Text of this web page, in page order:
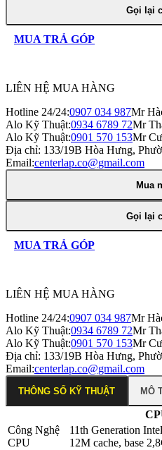
Gọi lại
MUA TRẢ GÓP
LIÊN HỆ MUA HÀNG
Hotline 24/24:0907 034 987Mr
Alo Kỹ Thuật:0934 6789 72Mr
Alo Kỹ Thuật:0901 570 153Mr
Địa chỉ: 133/19B Hòa Hưng,
Email:centerlap.co@gmail.com
Mua
Gọi lại
MUA TRẢ GÓP
LIÊN HỆ MUA HÀNG
Hotline 24/24:0907 034 987Mr
Alo Kỹ Thuật:0934 6789 72Mr
Alo Kỹ Thuật:0901 570 153Mr
Địa chỉ: 133/19B Hòa Hưng,
Email:centerlap.co@gmail.com
THÔNG SỐ KỸ THUẬT MÔ
Công Nghệ
CPU
11th Generation
12M cache, base